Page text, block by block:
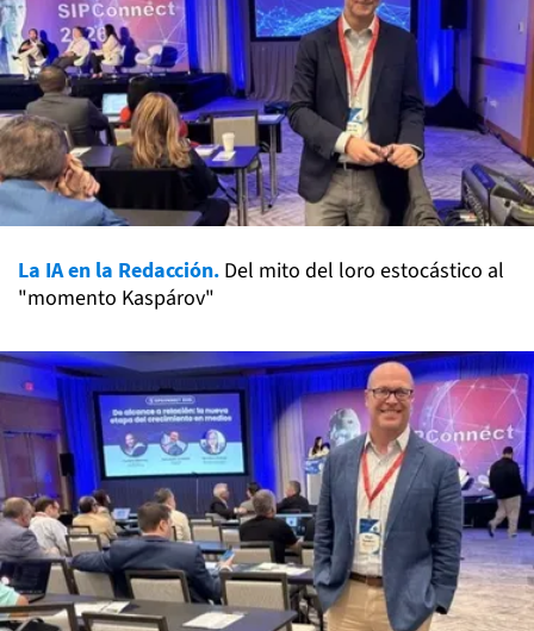
La IA en la Redacción. Del mito del loro estocástico al
"momento Kaspárov"